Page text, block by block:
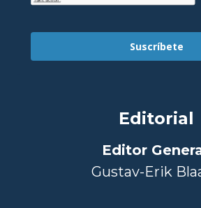
Suscríbete
Editorial
Editor
Gustav-Erik